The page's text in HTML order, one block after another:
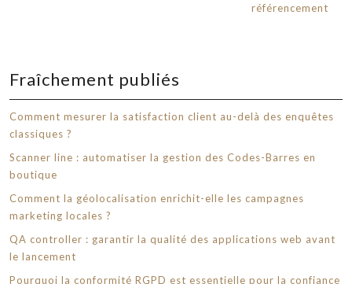
référencement
Fraîchement publiés
Comment mesurer la satisfaction client au-delà des enquêtes
classiques ?
Scanner line : automatiser la gestion des Codes-Barres en
boutique
Comment la géolocalisation enrichit-elle les campagnes
marketing locales ?
QA controller : garantir la qualité des applications web avant
le lancement
Pourquoi la conformité RGPD est essentielle pour la confiance